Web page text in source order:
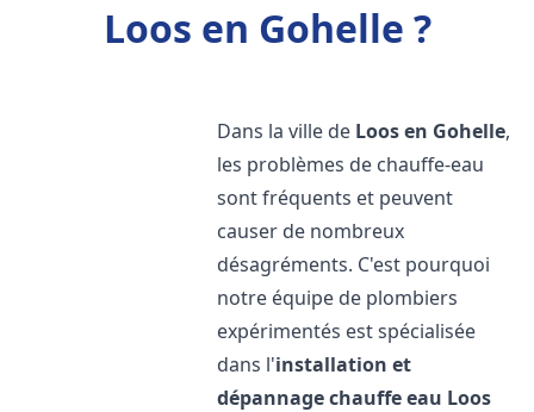
Loos en Gohelle ?
Dans la ville de Loos en Gohelle,
les problèmes de chauffe-eau
sont fréquents et peuvent
causer de nombreux
désagréments. C'est pourquoi
notre équipe de plombiers
expérimentés est spécialisée
dans l'installation et
dépannage chauffe eau Loos